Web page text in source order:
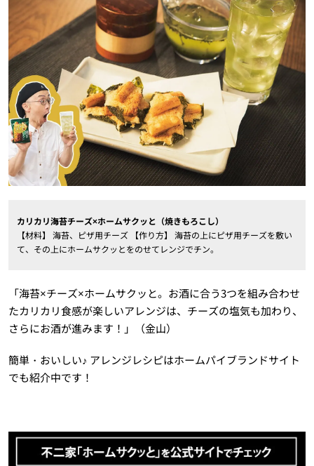
カリカリ海苔チーズ×ホームサクッと（焼きもろこし）
【材料】 海苔、ピザ用チーズ 【作り方】 海苔の上にピザ用チーズを敷い
て、その上にホームサクッとをのせてレンジでチン。
「海苔×チーズ×ホームサクッと。お酒に合う3つを組み合わせ
たカリカリ食感が楽しいアレンジは、チーズの塩気も加わり、
さらにお酒が進みます！」（金山）
簡単・おいしい♪ アレンジレシピはホームパイブランドサイト
でも紹介中です！